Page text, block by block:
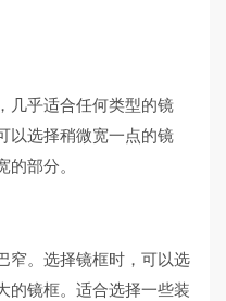
几乎适合任何类型的镜
以选择稍微宽一点的镜
部分。
窄。选择镜框时，可以选
的镜框。适合选择一些装